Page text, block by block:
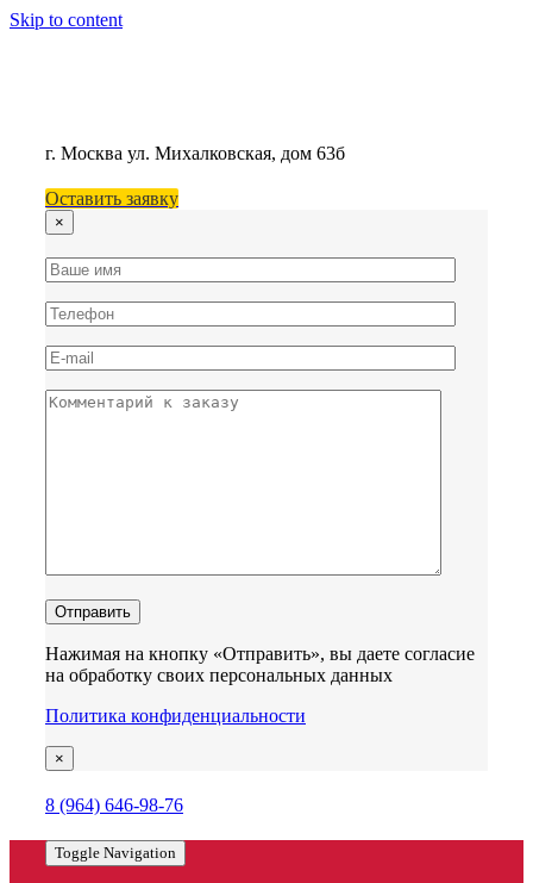
Skip to content
г. Москва ул. Михалковская, дом 63б
Оставить заявку
×
Нажимая на кнопку «Отправить», вы даете согласие
на обработку своих персональных данных
Политика конфиденциальности
×
8 (964) 646-98-76
Toggle Navigation